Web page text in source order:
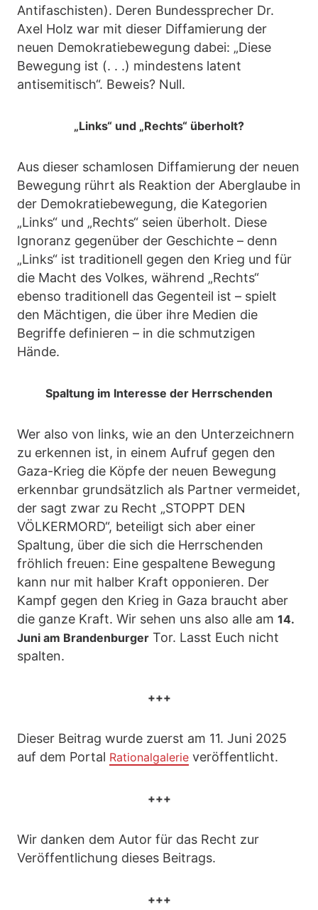
Antifaschisten). Deren Bundessprecher Dr.
Axel Holz war mit dieser Diffamierung der
neuen Demokratiebewegung dabei: „Diese
Bewegung ist (. . .) mindestens latent
antisemitisch“. Beweis? Null.
„Links“ und „Rechts“ überholt?
Aus dieser schamlosen Diffamierung der neuen
Bewegung rührt als Reaktion der Aberglaube in
der Demokratiebewegung, die Kategorien
„Links“ und „Rechts“ seien überholt. Diese
Ignoranz gegenüber der Geschichte – denn
„Links“ ist traditionell gegen den Krieg und für
die Macht des Volkes, während „Rechts“
ebenso traditionell das Gegenteil ist – spielt
den Mächtigen, die über ihre Medien die
Begriffe definieren – in die schmutzigen
Hände.
Spaltung im Interesse der Herrschenden
Wer also von links, wie an den Unterzeichnern
zu erkennen ist, in einem Aufruf gegen den
Gaza-Krieg die Köpfe der neuen Bewegung
erkennbar grundsätzlich als Partner vermeidet,
der sagt zwar zu Recht „STOPPT DEN
VÖLKERMORD“, beteiligt sich aber einer
Spaltung, über die sich die Herrschenden
fröhlich freuen: Eine gespaltene Bewegung
kann nur mit halber Kraft opponieren. Der
Kampf gegen den Krieg in Gaza braucht aber
die ganze Kraft. Wir sehen uns also alle am 14.
Juni am Brandenburger Tor. Lasst Euch nicht
spalten.
+++
Dieser Beitrag wurde zuerst am 11. Juni 2025
auf dem Portal Rationalgalerie veröffentlicht.
+++
Wir danken dem Autor für das Recht zur
Veröffentlichung dieses Beitrags.
+++